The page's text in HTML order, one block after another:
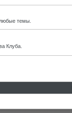
темы.
Клуба.